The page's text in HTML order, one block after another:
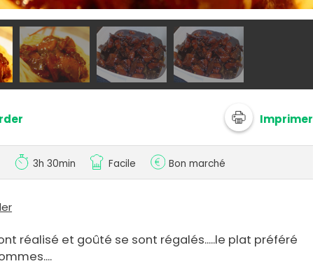
Imprimer
3h 30min Facile Bon marché
réalisé et goûté se sont régalés.....le plat préféré